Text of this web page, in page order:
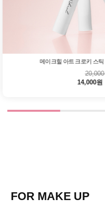
메이크힐 아트 크로키 스틱
14,000원
FOR MAKE UP